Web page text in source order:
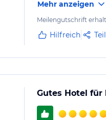
Mehr anzeigen
Meilengutschrift
Hilfreich
Gutes Hotel